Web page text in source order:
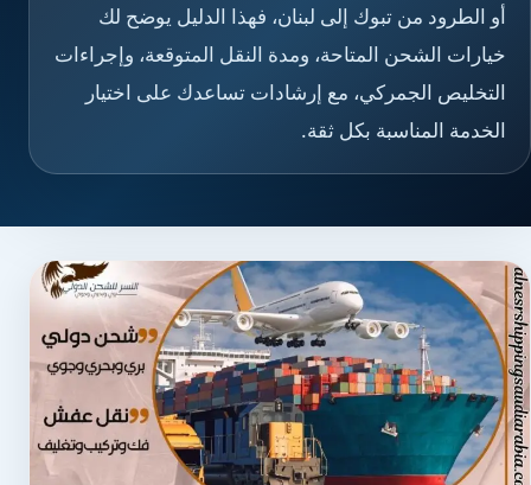
أو الطرود من تبوك إلى لبنان، فهذا الدليل يوضح لك
خيارات الشحن المتاحة، ومدة النقل المتوقعة، وإجراءات
التخليص الجمركي، مع إرشادات تساعدك على اختيار
الخدمة المناسبة بكل ثقة.